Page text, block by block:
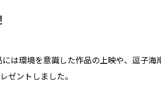
は環境を意識した作品の上映や、逗子
ゼントしました。